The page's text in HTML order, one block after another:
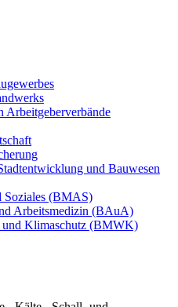
Arbeitgeberverbände
und Bauwesen
Soziales (BMAS)
Arbeitsmedizin (BAuA)
und Klimaschutz (BMWK)